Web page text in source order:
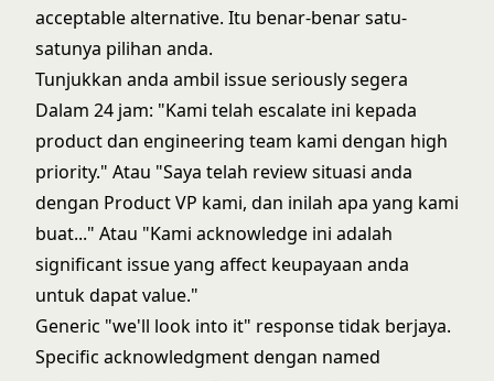
acceptable alternative. Itu benar-benar satu-
satunya pilihan anda.
Tunjukkan anda ambil issue seriously segera
Dalam 24 jam: "Kami telah escalate ini kepada
product dan engineering team kami dengan high
priority." Atau "Saya telah review situasi anda
dengan Product VP kami, dan inilah apa yang kami
buat..." Atau "Kami acknowledge ini adalah
significant issue yang affect keupayaan anda
untuk dapat value."
Generic "we'll look into it" response tidak berjaya.
Specific acknowledgment dengan named